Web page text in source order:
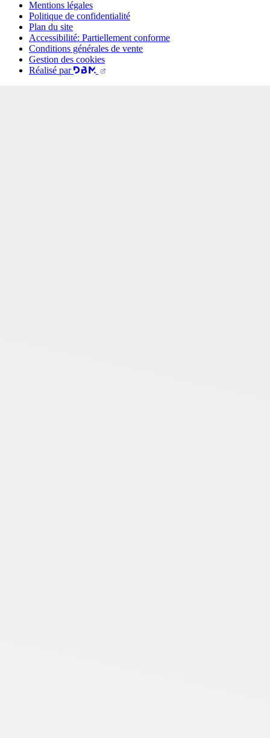
Mentions légales
Politique de confidentialité
Plan du site
Accessibilité: Partiellement conforme
Conditions générales de vente
Gestion des cookies
Réalisé par